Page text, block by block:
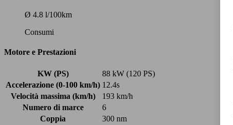
Ø 4.8 l/100km
Consumi
Motore e Prestazioni
KW (PS)
88 kW (120 PS)
Accelerazione (0-100 km/h) 12.4s
Velocità massima (km/h)
193 km/h
Numero di marce
6
Coppia
300 nm